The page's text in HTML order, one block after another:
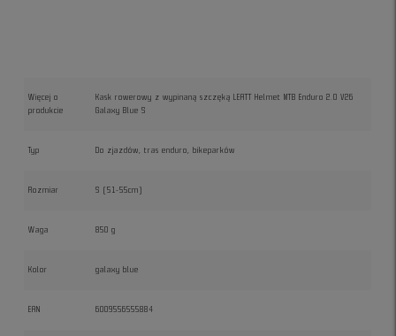
Więcej o
produkcie
Kask rowerowy z wypinaną szczęką LEATT Helmet MTB Enduro 2.0 V26
Galaxy Blue S
Typ Do zjazdów, tras enduro, bikeparków
Rozmiar S (51-55cm)
Waga 850 g
Kolor galaxy blue
EAN 6009556555884